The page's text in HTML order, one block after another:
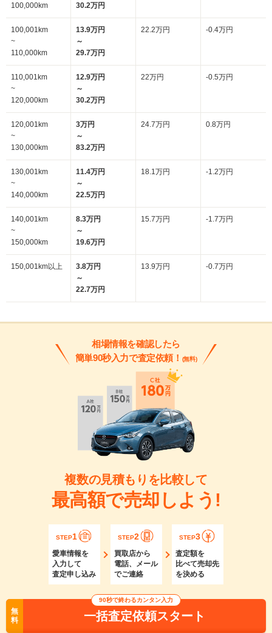
100,000km
30.2万円
100,001km
~
110,000km
13.9万円
～
29.7万円
22.2万円 -0.4万円
110,001km
~
120,000km
12.9万円
～
30.2万円
22万円 -0.5万円
120,001km
~
130,000km
3万円
～
83.2万円
24.7万円 0.8万円
130,001km
~
140,000km
11.4万円
～
22.5万円
18.1万円 -1.2万円
140,001km
~
150,000km
8.3万円
～
19.6万円
15.7万円 -1.7万円
150,001km以上
3.8万円
～
22.7万円
13.9万円 -0.7万円
相場情報を確認したら
簡単90秒入力で査定依頼！ (無料)
複数の見積もりを比較して
最高額で売却しよう!
STEP1
愛車情報を
入力して
査定申し込み
STEP2
買取店から
電話、メール
でご連絡
STEP3
査定額を
比べて売却先
を決める
無
料
90秒で終わるカンタン入力
一括査定依頼スタート